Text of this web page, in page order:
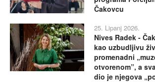
Čakovcu
25. Lipanj 2026.
Nives Radek -
kao uzbudljivu
promenadni
otvorenom”, a
dio je njegova